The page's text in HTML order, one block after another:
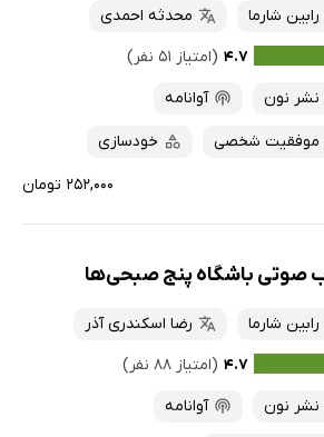
رابین شارما
محدثه احمدی
۴.۷ (امتیاز ۵۱ نفر)
نشر نون
آوانامه
موفقیت شخصی خودسازی
۲۵۲,۰۰۰ تومان
صوتی باشگاه پنج صبحی‌ها
رابین شارما
رضا اسکندری آذر
۴.۷ (امتیاز ۸۸ نفر)
نشر نون
آوانامه